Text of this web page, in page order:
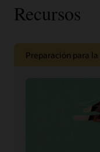
Recursos
Preparación para la